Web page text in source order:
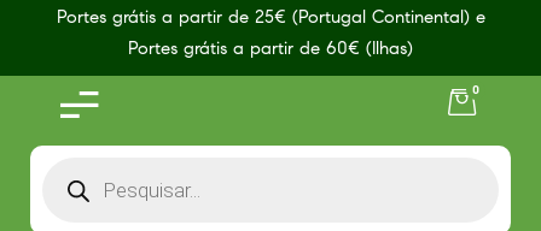
Portes grátis a partir de 25€ (Portugal Continental) e
Portes grátis a partir de 60€ (Ilhas)
0